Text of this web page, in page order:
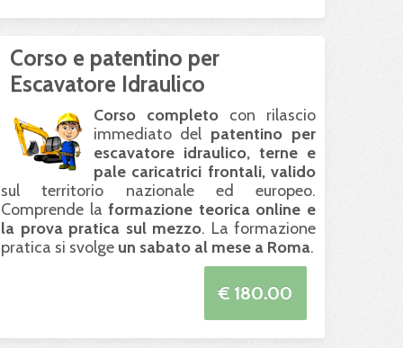
Corso e patentino per
Escavatore Idraulico
Corso completocon rilascio
immediato del patentino per
escavatore idraulico, terne e
pale caricatrici frontali, valido
sul territorio nazionale ed europeo.
Comprende laformazione teorica online e
la prova pratica sul mezzo. La formazione
pratica si svolge un sabato al mese a Roma.
€ 180.00